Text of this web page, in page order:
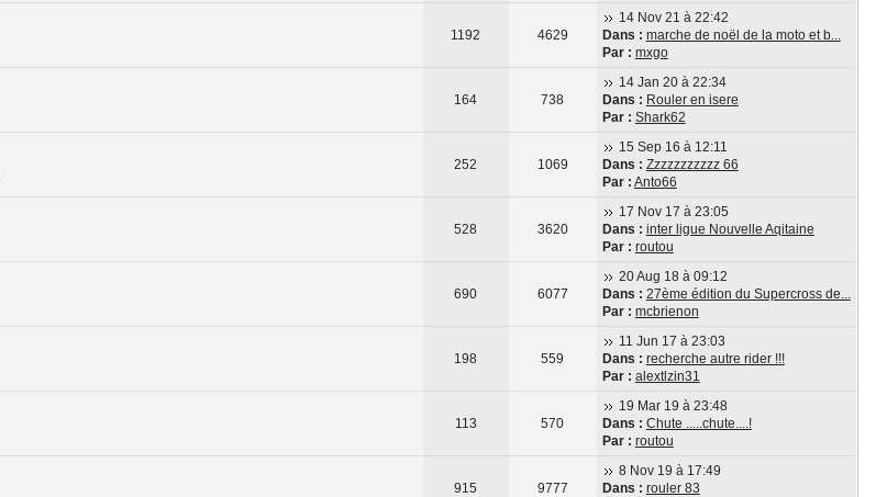
1192 4629
14 Nov 21 à 22:42
Dans : marche de noël de la moto et b...
Par : mxgo
164 738
14 Jan 20 à 22:34
Dans : Rouler en isere
Par : Shark62
252 1069
15 Sep 16 à 12:11
Dans : Zzzzzzzzzzz 66
Par : Anto66
528 3620
17 Nov 17 à 23:05
Dans : inter ligue Nouvelle Aqitaine
Par : routou
690 6077
20 Aug 18 à 09:12
Dans : 27ème édition du Supercross de...
Par : mcbrienon
198 559
11 Jun 17 à 23:03
Dans : recherche autre rider !!!
Par : alextlzin31
113 570
19 Mar 19 à 23:48
Dans : Chute .....chute....!
Par : routou
915 9777
8 Nov 19 à 17:49
Dans : rouler 83